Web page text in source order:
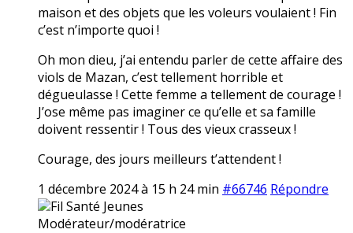
maison et des objets que les voleurs voulaient ! Fin
c’est n’importe quoi !
Oh mon dieu, j’ai entendu parler de cette affaire des
viols de Mazan, c’est tellement horrible et
dégueulasse ! Cette femme a tellement de courage !
J’ose même pas imaginer ce qu’elle et sa famille
doivent ressentir ! Tous des vieux crasseux !
Courage, des jours meilleurs t’attendent !
1 décembre 2024 à 15 h 24 min #66746 Répondre
Fil Santé Jeunes
Modérateur/modératrice